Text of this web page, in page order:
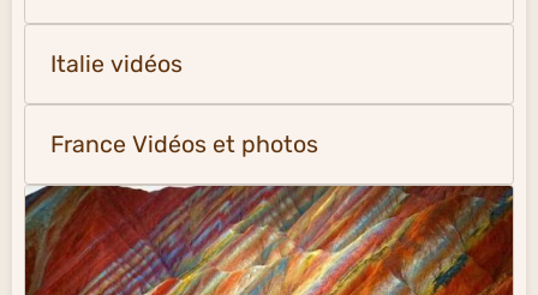
Italie vidéos
France Vidéos et photos